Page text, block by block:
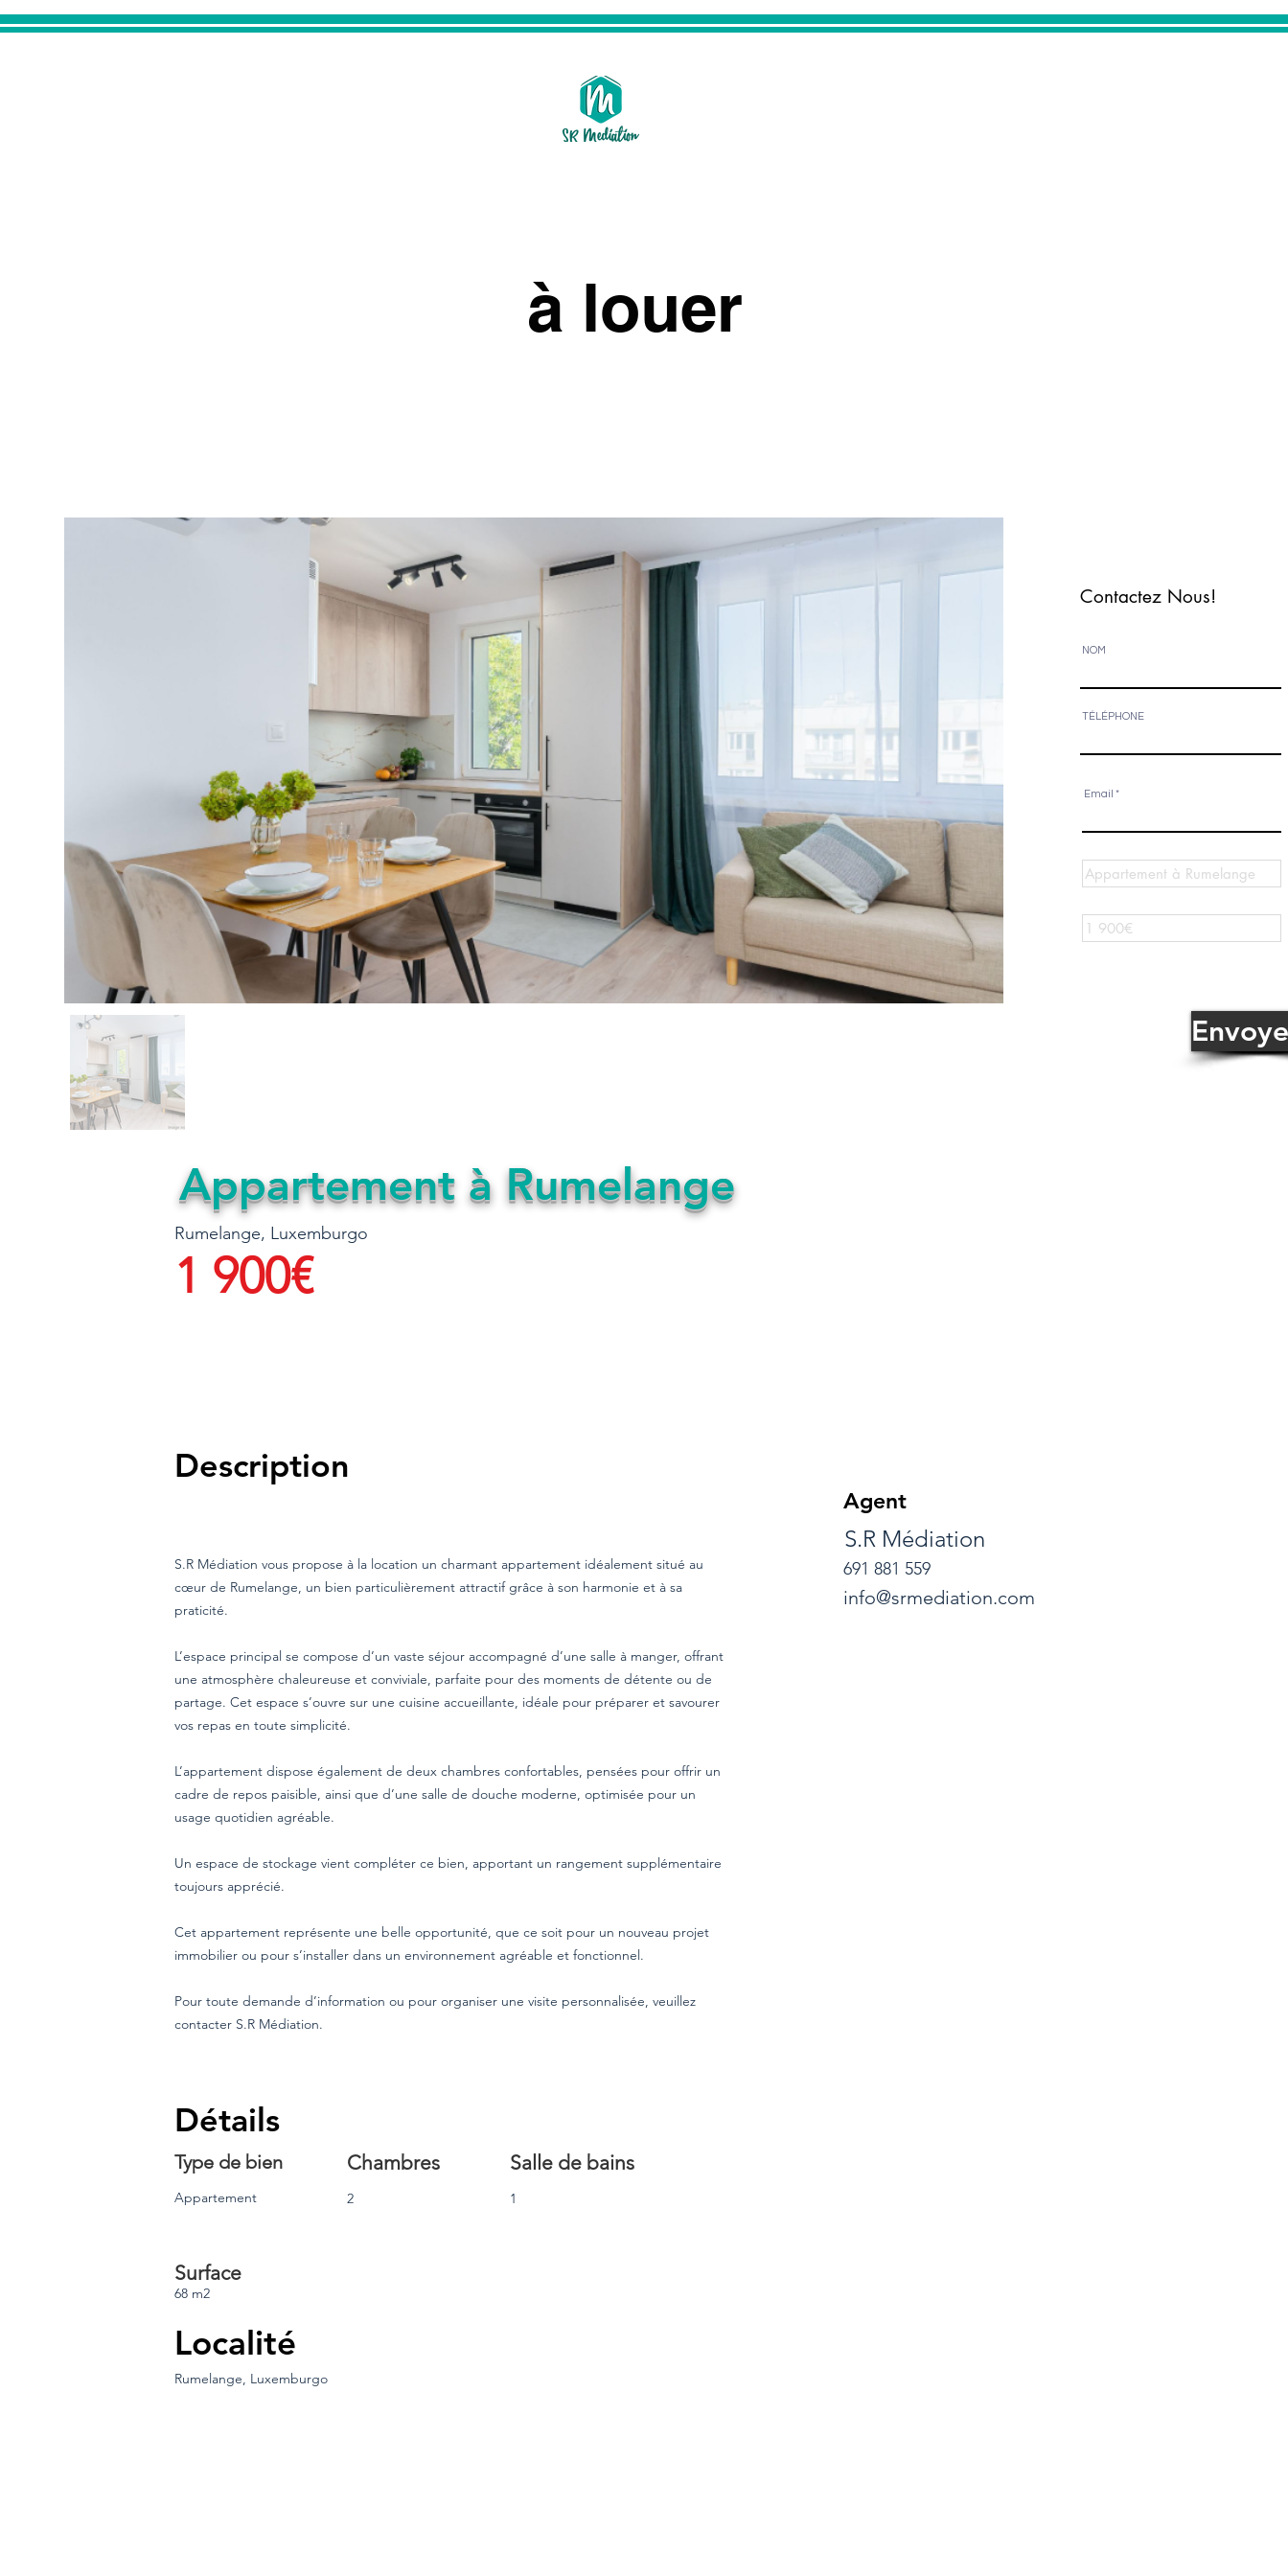
à louer
Contactez Nous!
NOM
TÉLÉPHONE
Email
Appartement à Rumelange
Rumelange, Luxemburgo
1 900€
Description
S.R Médiation
S.R Médiation vous propose à la location un charmant appartement idéalement situé au
cœur de Rumelange, un bien particulièrement attractif grâce à son harmonie et à sa
praticité.
L’espace principal se compose d’un vaste séjour accompagné d’une salle à manger, offrant
une atmosphère chaleureuse et conviviale, parfaite pour des moments de détente ou de
partage. Cet espace s’ouvre sur une cuisine accueillante, idéale pour préparer et savourer
vos repas en toute simplicité.
L’appartement dispose également de deux chambres confortables, pensées pour offrir un
cadre de repos paisible, ainsi que d’une salle de douche moderne, optimisée pour un
usage quotidien agréable.
Un espace de stockage vient compléter ce bien, apportant un rangement supplémentaire
toujours apprécié.
Cet appartement représente une belle opportunité, que ce soit pour un nouveau projet
immobilier ou pour s’installer dans un environnement agréable et fonctionnel.
Pour toute demande d’information ou pour organiser une visite personnalisée, veuillez
contacter S.R Médiation.
691 881 559
info@srmediation.com
Détails
Type de bien Chambres Salle de bains
Appartement 2 1
Surface
68 m2
Localité
Rumelange, Luxemburgo
Agent